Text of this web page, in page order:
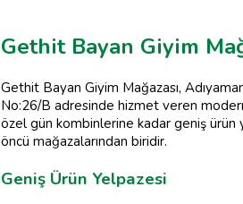
Gethit Bayan Giyim
Gethit Bayan Giyim Mağazası,
No:26/B adresinde hizmet veren
özel gün kombinlerine kadar geniş ürün
öncü mağazalarından biridir.
Geniş Ürün Yelpazesi